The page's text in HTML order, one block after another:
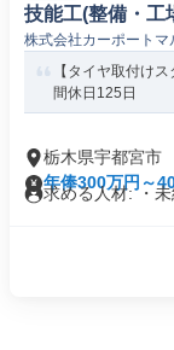
技能工(整備・工
株式会社カーポートマ
【タイヤ取付け
間休日125日
栃木県宇都宮市
年俸300万円～
求める人材: ・